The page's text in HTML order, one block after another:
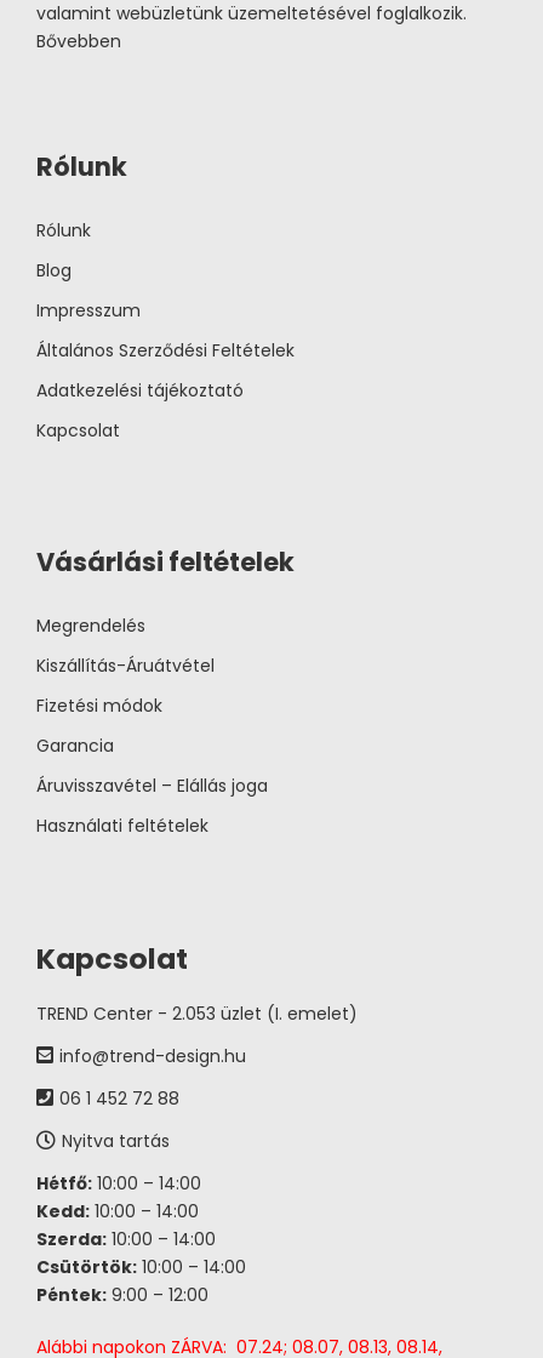
valamint webüzletünk üzemeltetésével foglalkozik.
Bővebben
Rólunk
Rólunk
Blog
Impresszum
Általános Szerződési Feltételek
Adatkezelési tájékoztató
Kapcsolat
Vásárlási feltételek
Megrendelés
Kiszállítás-Áruátvétel
Fizetési módok
Garancia
Áruvisszavétel – Elállás joga
Használati feltételek
Kapcsolat
TREND Center - 2.053 üzlet (I. emelet)
info@trend-design.hu
06 1 452 72 88
Nyitva tartás
Hétfő: 10:00 – 14:00
Kedd: 10:00 – 14:00
Szerda: 10:00 – 14:00
Csütörtök: 10:00 – 14:00
Péntek: 9:00 – 12:00
Alábbi napokon ZÁRVA: 07.24; 08.07, 08.13, 08.14,